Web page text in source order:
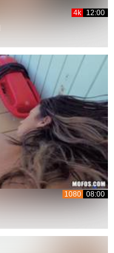
4k 12:00
1080 08:00